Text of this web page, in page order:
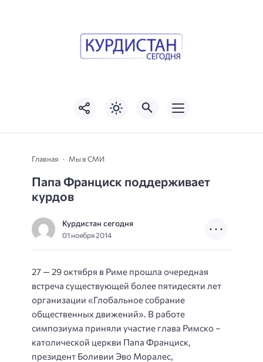
Главная Мы в СМИ
Папа Франциск поддерживает
курдов
Курдистан сегодня
01 ноября 2014
27 — 29 октября в Риме прошла очередная
встреча существующей более пятидесяти лет
организации «Глобальное собрание
общественных движений». В работе
симпозиума приняли участие глава Римско –
католической церкви Папа Франциск,
президент Боливии Эво Моралес,